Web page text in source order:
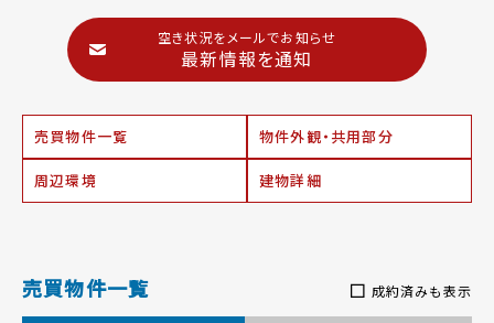
空き状況をメールでお知らせ
最新情報を通知
売買物件一覧 物件外観・共用部分
周辺環境 建物詳細
売買物件一覧 成約済みも表示